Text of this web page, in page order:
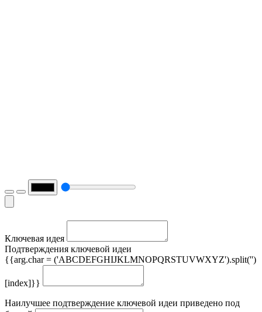
Ключевая идея
Подтверждения ключевой идеи
{{arg.char = ('ABCDEFGHIJKLMNOPQRSTUVWXYZ').split('')
[index]}}
Наилучшее подтверждение ключевой идеи приведено под